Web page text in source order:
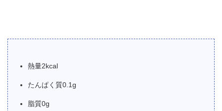
熱量2kcal
たんぱく質0.1g
脂質0g